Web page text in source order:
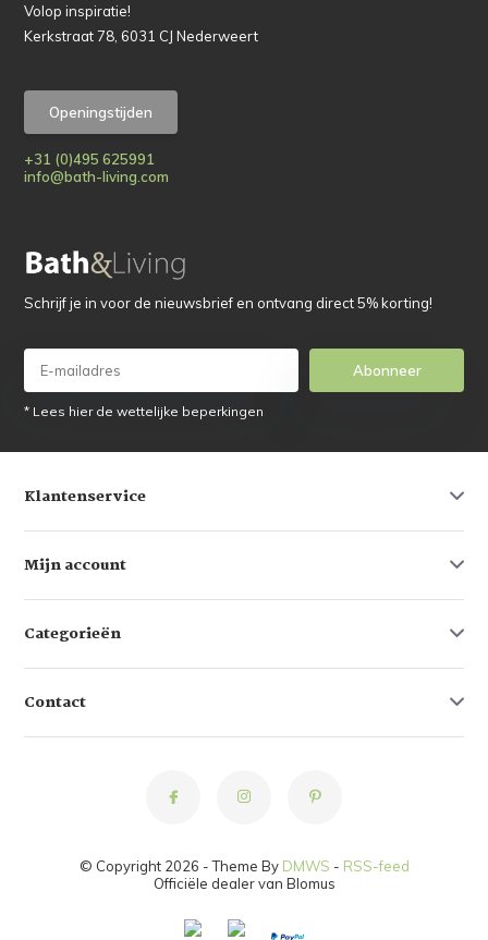
Volop inspiratie!
Kerkstraat 78, 6031 CJ Nederweert
Openingstijden
+31 (0)495 625991
info@bath-living.com
Schrijf je in voor de nieuwsbrief en ontvang direct 5% korting!
Abonneer
* Lees hier de wettelijke beperkingen
Klantenservice
Mijn account
Categorieën
Contact
© Copyright 2026 - Theme By DMWS - RSS-feed
Officiële dealer van Blomus